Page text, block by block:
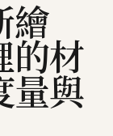
繪
的材
量與